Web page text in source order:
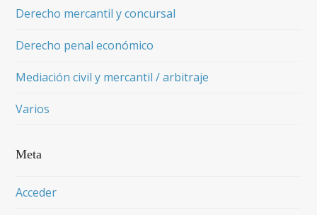
Derecho mercantil y concursal
Derecho penal económico
Mediación civil y mercantil / arbitraje
Varios
Meta
Acceder